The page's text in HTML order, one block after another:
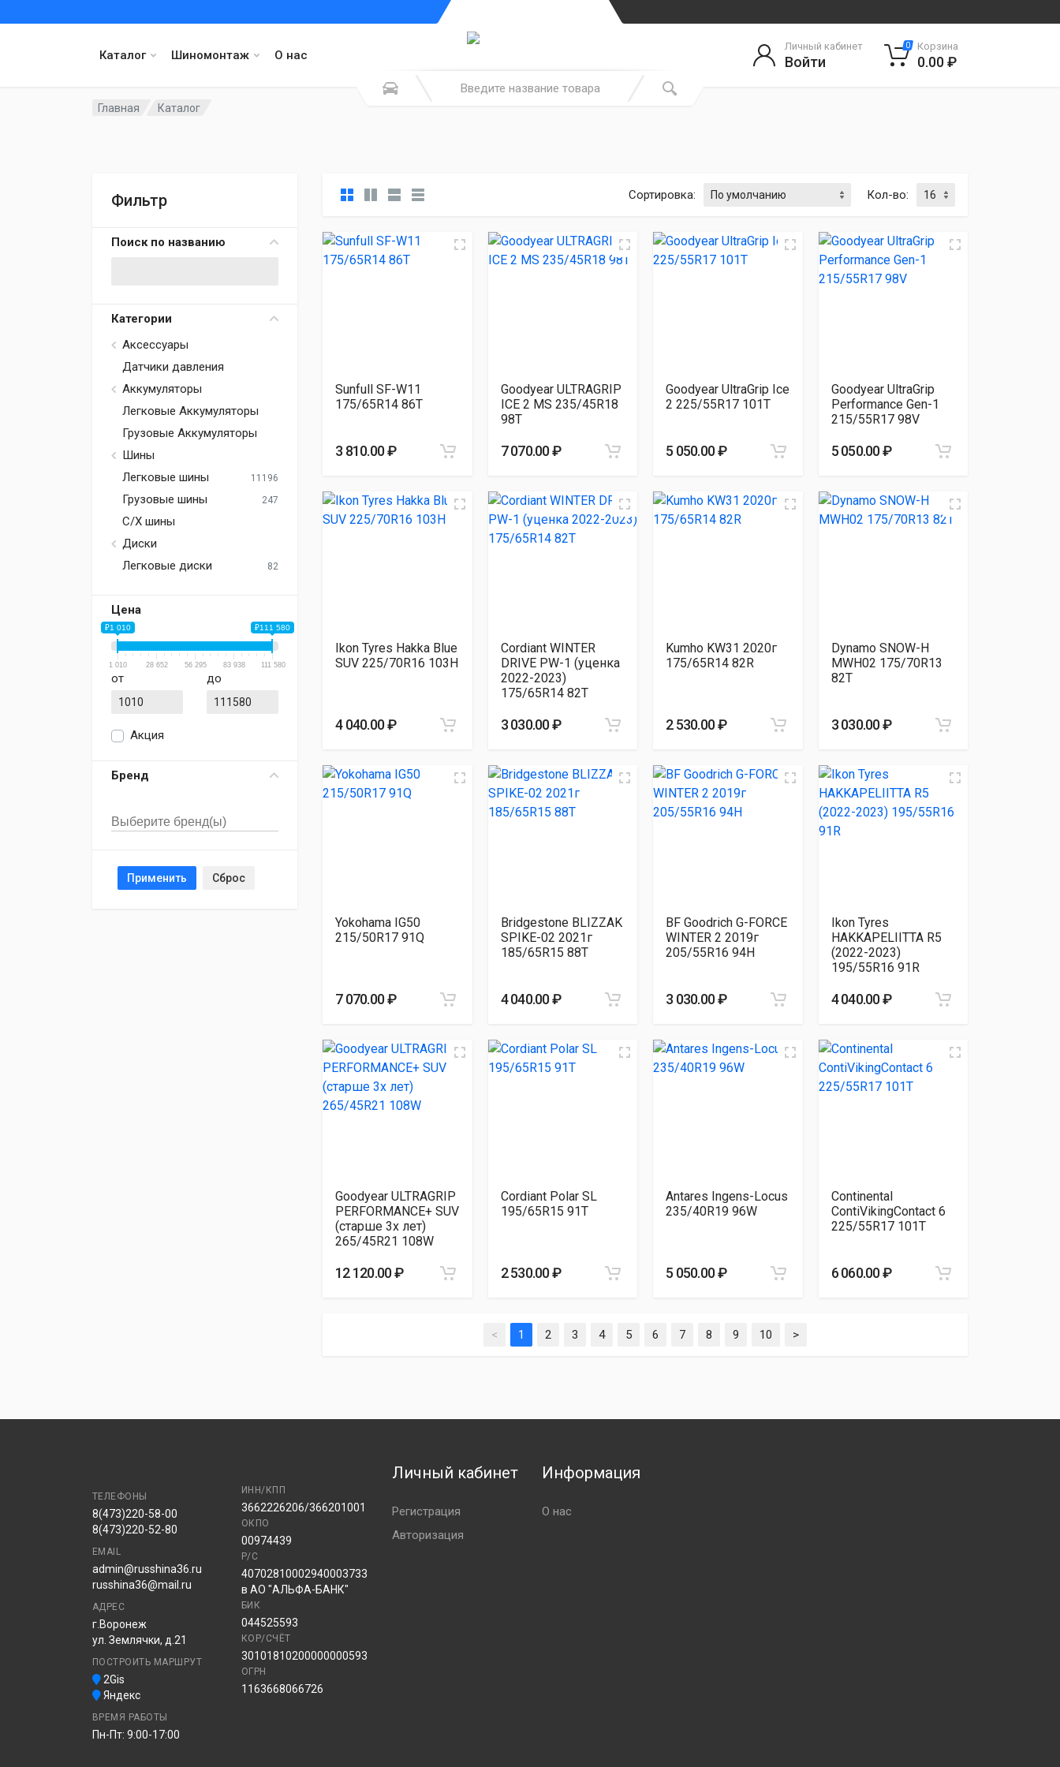
Каталог Шиномонтаж О нас
Личный кабинет
Войти
0 Корзина
0.00 ₽
Главная Каталог
Фильтр
Поиск по названию
Категории
Аксессуары
Датчики давления
Аккумуляторы
Легковые Аккумуляторы
Грузовые Аккумуляторы
Шины
Легковые шины
11196
Грузовые шины 247
С/Х шины
Диски
Легковые диски
82
Цена
₽1 010 ₽111 580
1 010 28 652 56 295 83 938 111 580
от до
Акция
Бренд
Применить Сброс
Сортировка: Кол-во:
Sunfull SF-W11
175/65R14 86T
3 810.00 ₽
Goodyear ULTRAGRIP
ICE 2 MS 235/45R18
98T
7 070.00 ₽
Goodyear UltraGrip Ice
2 225/55R17 101T
5 050.00 ₽
Goodyear UltraGrip
Performance Gen-1
215/55R17 98V
5 050.00 ₽
Ikon Tyres Hakka Blue
SUV 225/70R16 103H
4 040.00 ₽
Cordiant WINTER
DRIVE PW-1 (уценка
2022-2023)
175/65R14 82T
3 030.00 ₽
Kumho KW31 2020г
175/65R14 82R
2 530.00 ₽
Dynamo SNOW-H
MWH02 175/70R13
82T
3 030.00 ₽
Yokohama IG50
215/50R17 91Q
7 070.00 ₽
Bridgestone BLIZZAK
SPIKE-02 2021г
185/65R15 88T
4 040.00 ₽
BF Goodrich G-FORCE
WINTER 2 2019г
205/55R16 94H
3 030.00 ₽
Ikon Tyres
HAKKAPELIITTA R5
(2022-2023)
195/55R16 91R
4 040.00 ₽
Goodyear ULTRAGRIP
PERFORMANCE+ SUV
(старше 3х лет)
265/45R21 108W
12 120.00 ₽
Cordiant Polar SL
195/65R15 91T
2 530.00 ₽
Antares Ingens-Locus
235/40R19 96W
5 050.00 ₽
Continental
ContiVikingContact 6
225/55R17 101T
6 060.00 ₽
< 1 2 3 4 5 6 7 8 9 10 >
ТЕЛЕФОНЫ
8(473)220-58-00
8(473)220-52-80
EMAIL
admin@russhina36.ru
russhina36@mail.ru
АДРЕС
г.Воронеж
ул. Землячки, д.21
ПОСТРОИТЬ МАРШРУТ
2Gis
Яндекс
ВРЕМЯ РАБОТЫ
Пн-Пт: 9:00-17:00
ИНН/КПП
3662226206/366201001
ОКПО
00974439
Р/С
40702810002940003733
в АО "АЛЬФА-БАНК"
БИК
044525593
КОР/СЧЁТ
30101810200000000593
ОГРН
1163668066726
Личный кабинет
Регистрация
Авторизация
Информация
О нас